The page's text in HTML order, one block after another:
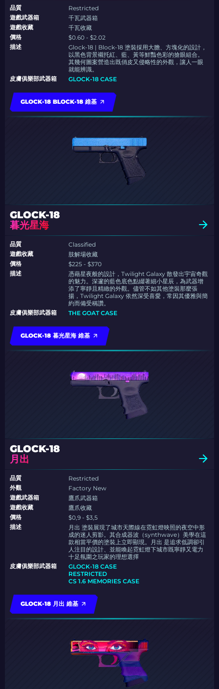
品質
Restricted
遊戲武器箱
千瓦武器箱
遊戲收藏
千瓦收藏
價格
$0.60 - $2.02
描述
Glock-18 | Block-18 塗裝採用大膽、方塊化的設計，
以黑色背景襯托紅、藍、黃等鮮豔色彩的搶眼組合。
其幾何圖案營造出既俏皮又侵略性的外觀，讓人一眼
就能辨識。
皮膚俱樂部武器箱
GLOCK-18 CASE
GLOCK-18 BLOCK-18 維基
GLOCK-18
暮光星海
品質
Classified
遊戲收藏
肢解場收藏
價格
$225 - $370
描述
憑藉星夜般的設計，Twilight Galaxy 散發出宇宙奇觀
的魅力。深邃的藍色底色點綴著細小星辰，為武器增
添了寧靜且精緻的外觀。儘管不如其他塗裝那麼張
揚，Twilight Galaxy 依然深受喜愛，常因其優雅與簡
約而備受稱讚。
皮膚俱樂部武器箱
THE GOAT CASE
GLOCK-18 暮光星海 維基
GLOCK-18
月出
品質
Restricted
外觀
Factory New
遊戲武器箱
鷹爪武器箱
遊戲收藏
鷹爪收藏
價格
$0,9 - $3,5
描述
月出 塗裝展現了城市天際線在霓虹燈映照的夜空中形
成的迷人剪影。其合成器波（synthwave）美學在這
款相當平價的塗裝上立即顯現。月出 是追求低調卻引
人注目的設計、並能喚起霓虹燈下城市既寧靜又電力
十足氛圍之玩家的理想選擇
皮膚俱樂部武器箱
GLOCK-18 CASE
RESTRICTED
CS 1.6 MEMORIES CASE
GLOCK-18 月出 維基